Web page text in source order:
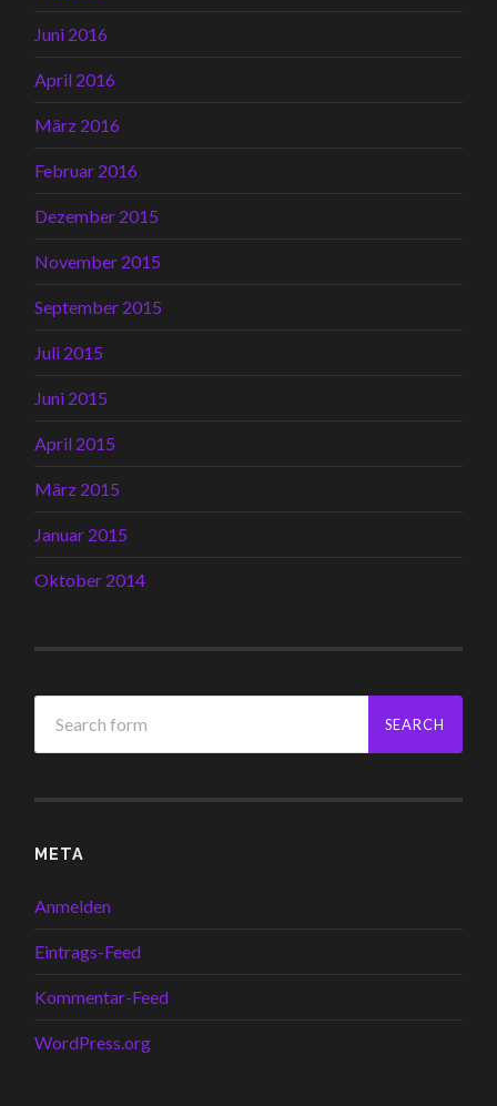
Juni 2016
April 2016
März 2016
Februar 2016
Dezember 2015
November 2015
September 2015
Juli 2015
Juni 2015
April 2015
März 2015
Januar 2015
Oktober 2014
META
Anmelden
Eintrags-Feed
Kommentar-Feed
WordPress.org